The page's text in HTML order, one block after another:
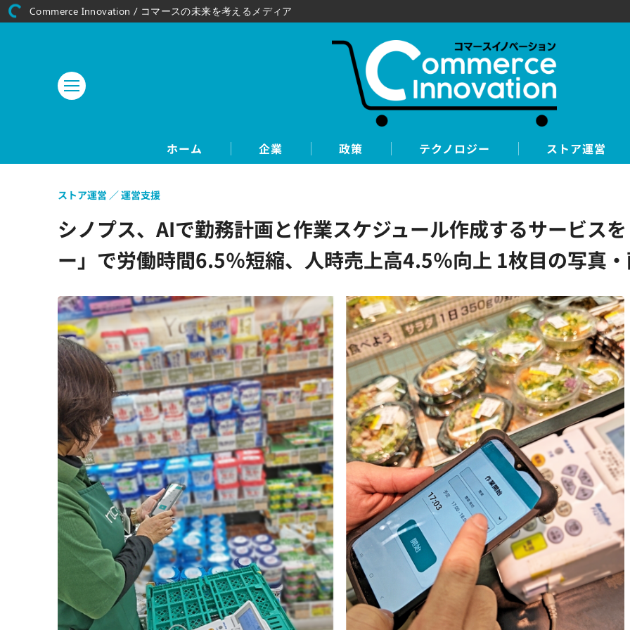
ホーム 企業 政策 テクノロジー ストア運営
シノプス、AIで勤務計画と作業スケジュール作成するサービス
ー」で労働時間6.5％短縮、人時売上高4.5％向上 1枚目の写真
ストア運営 運営支援
Commerce Innovation / コマースの未来を考えるメディア